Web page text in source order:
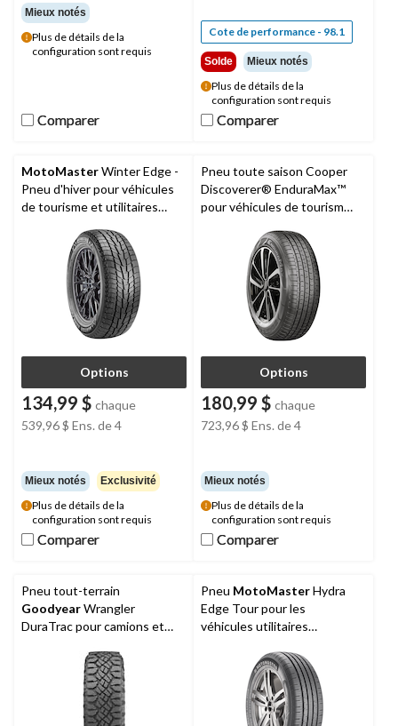
Mieux notés
Plus de détails de la
configuration sont requis
Comparer
Comparer
de
120,99 $
Cote de performance - 98.1
Solde Mieux notés
Plus de détails de la
configuration sont requis
Comparer
Comparer
MotoMasterWinter Edge -
Pneu d'hiver pour véhicules
de tourisme et utilitaires
Options
134,99 $ chaque
539,96 $ Ens. de 4
Mieux notés Exclusivité
Plus de détails de la
configuration sont requis
Comparer
Comparer
Pneu toute saison Cooper
Discoverer® EnduraMax™
pour véhicules de tourisme
multisegments
Options
180,99 $ chaque
723,96 $ Ens. de 4
Mieux notés
Plus de détails de la
configuration sont requis
Comparer
Comparer
Pneu tout-terrain
GoodyearWrangler
DuraTrac pour camions et
Pneu MotoMasterHydra
Edge Tour pour les
véhicules utilitaires